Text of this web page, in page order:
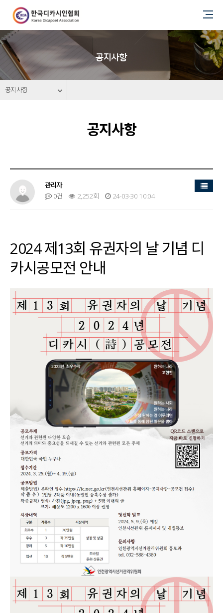
공지사항
공지사항
공지사항
관리자
0건
2,252회 24-03-30 10:04
목록
2024 제13회 유권자의 날 기념 디
카시공모전 안내